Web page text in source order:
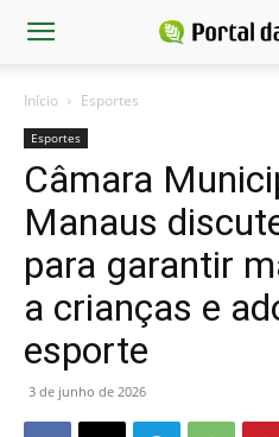
Início Esportes
Esportes
Câmara
Manaus
para garantir
a crianças e
esporte
3 de junho de 2026